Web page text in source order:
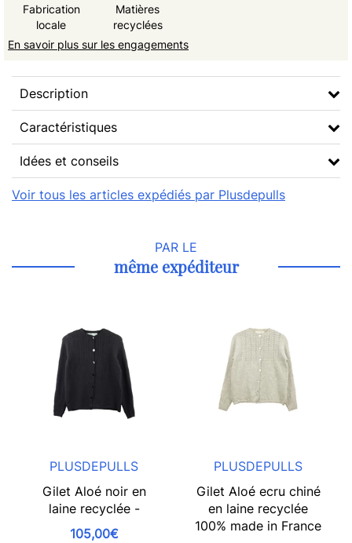
Fabrication
locale
Matières
recyclées
En savoir plus sur les engagements
Description
Caractéristiques
Idées et conseils
Voir tous les articles expédiés par Plusdepulls
PAR LE
même expéditeur
PLUSDEPULLS
Gilet Aloé noir en
laine recyclée -
105,00€
PLUSDEPULLS
Gilet Aloé ecru chiné
en laine recyclée
100% made in France